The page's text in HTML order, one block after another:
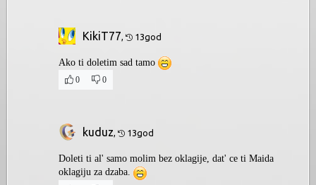
KikiT77 13god
Ako ti doletim sad tamo
0 0
kuduz, 13god
Doleti ti al' samo molim bez oklagije, dat' ce ti Maida
oklagiju za dzaba.